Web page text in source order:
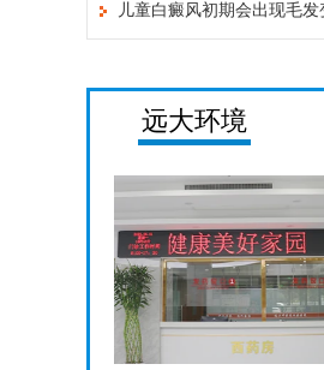
儿童白癜风初期会出现毛
远大环境